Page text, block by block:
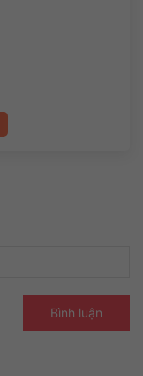
Bình luận